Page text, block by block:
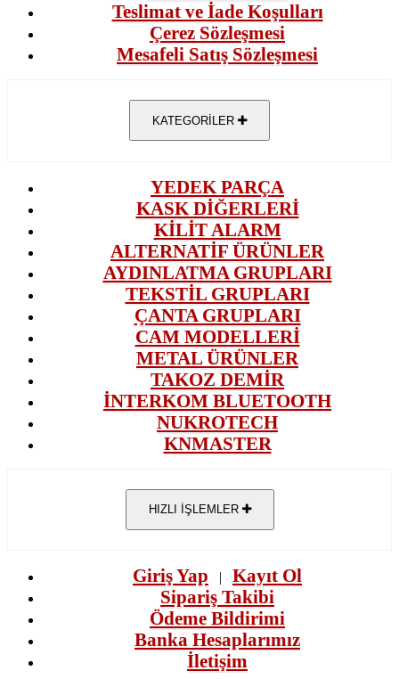
Teslimat ve İade Koşulları
Çerez Sözleşmesi
Mesafeli Satış Sözleşmesi
KATEGORİLER
YEDEK PARÇA
KASK DİĞERLERİ
KİLİT ALARM
ALTERNATİF ÜRÜNLER
AYDINLATMA GRUPLARI
TEKSTİL GRUPLARI
ÇANTA GRUPLARI
CAM MODELLERİ
METAL ÜRÜNLER
TAKOZ DEMİR
İNTERKOM BLUETOOTH
NUKROTECH
KNMASTER
HIZLI İŞLEMLER
Giriş Yap | Kayıt Ol
Sipariş Takibi
Ödeme Bildirimi
Banka Hesaplarımız
İletişim